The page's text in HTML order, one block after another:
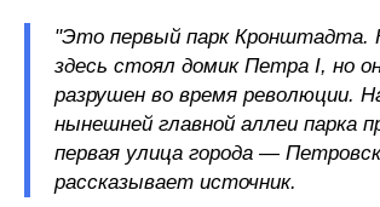
"Это первый парк Кронштадта.
здесь стоял домик Петра I, но
разрушен во время революции.
нынешней главной аллеи парка
первая улица города —
рассказывает источник.